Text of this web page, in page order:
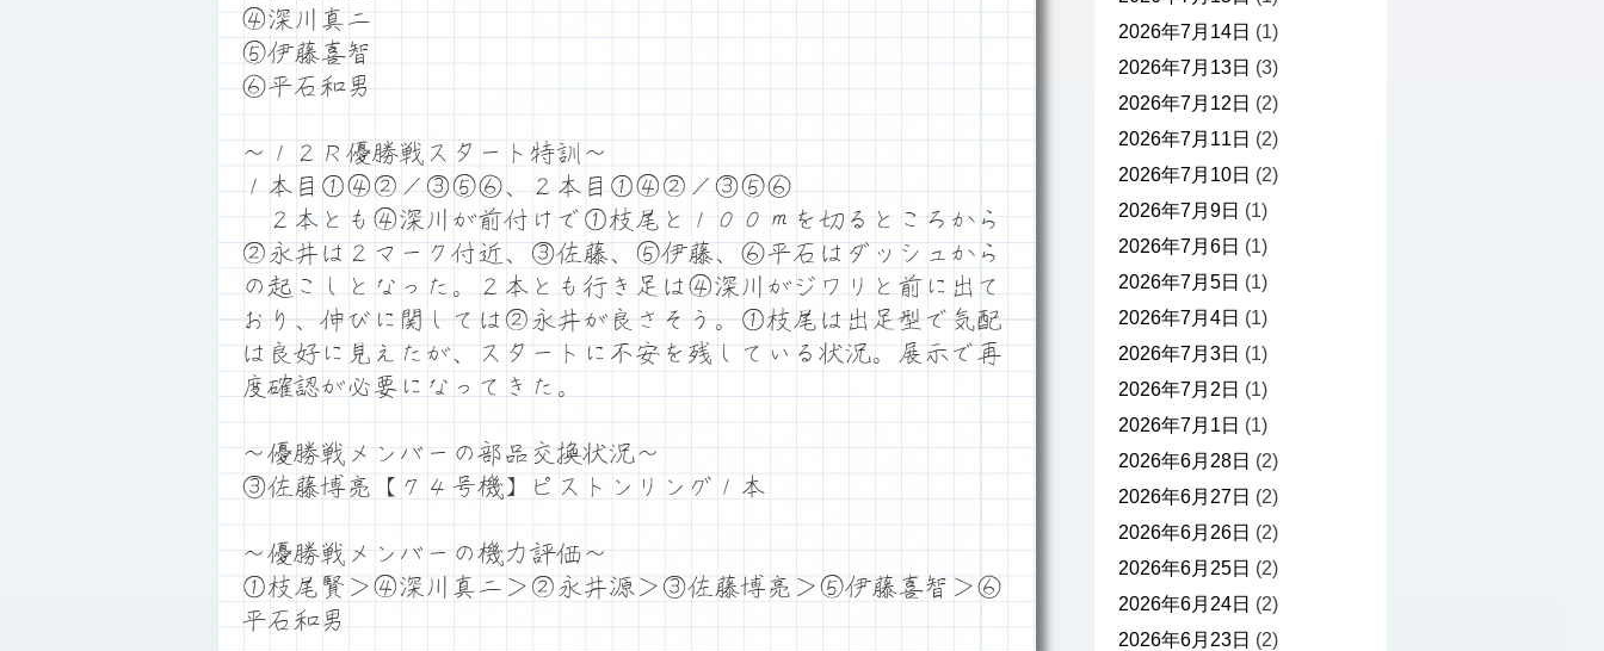
④深川真二
⑤伊藤喜智
⑥平石和男
～１２Ｒ優勝戦スタート特訓～
１本目①④②／③⑤⑥、２本目①④②／③⑤⑥
２本とも④深川が前付けで①枝尾と１００ｍを切るところから
②永井は２マーク付近、③佐藤、⑤伊藤、⑥平石はダッシュから
の起こしとなった。２本とも行き足は④深川がジワリと前に出て
おり、伸びに関しては②永井が良さそう。①枝尾は出足型で気配
は良好に見えたが、スタートに不安を残している状況。展示で再
度確認が必要になってきた。
～優勝戦メンバーの部品交換状況～
③佐藤博亮【７４号機】ピストンリング１本
～優勝戦メンバーの機力評価～
①枝尾賢＞④深川真二＞②永井源＞③佐藤博亮＞⑤伊藤喜智＞⑥
平石和男
2026年7月14日 (1)
2026年7月13日 (3)
2026年7月12日 (2)
2026年7月11日 (2)
2026年7月10日 (2)
2026年7月9日 (1)
2026年7月6日 (1)
2026年7月5日 (1)
2026年7月4日 (1)
2026年7月3日 (1)
2026年7月2日 (1)
2026年7月1日 (1)
2026年6月28日 (2)
2026年6月27日 (2)
2026年6月26日 (2)
2026年6月25日 (2)
2026年6月24日 (2)
2026年6月23日 (2)